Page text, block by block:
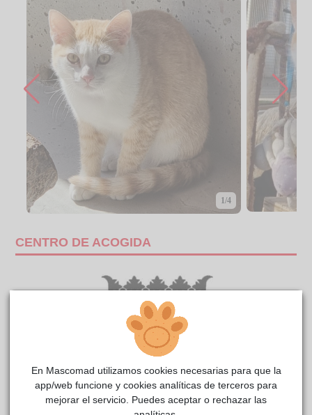
1/4
CENTRO DE ACOGIDA
En Mascomad utilizamos cookies necesarias para que la
app/web funcione y cookies analíticas de terceros para
mejorar el servicio. Puedes aceptar o rechazar las